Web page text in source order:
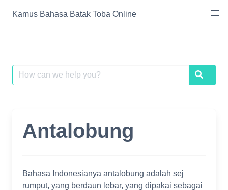
Kamus Bahasa Batak Toba Online
Search
for:
Search
Antalobung
Bahasa Indonesianya antalobung adalah sej
rumput, yang berdaun lebar, yang dipakai sebagai